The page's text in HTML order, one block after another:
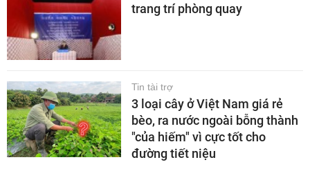
trang trí phòng quay
Tin tài trợ
3 loại cây ở Việt Nam giá rẻ
bèo, ra nước ngoài bỗng thành
"của hiếm" vì cực tốt cho
đường tiết niệu